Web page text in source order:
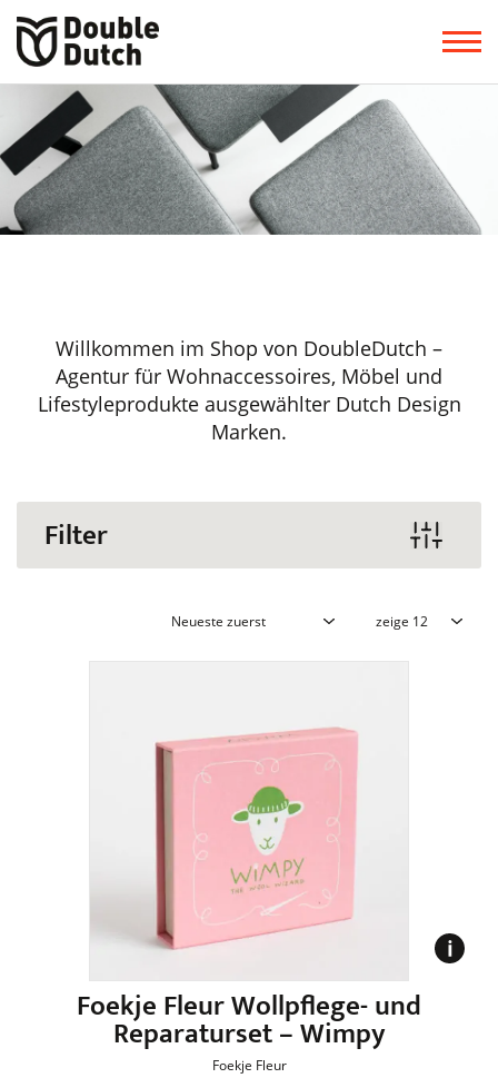
Willkommen im Shop von DoubleDutch –
Agentur für Wohnaccessoires, Möbel und
Lifestyleprodukte ausgewählter Dutch Design
Marken.
Filter
Foekje Fleur Wollpflege- und
Reparaturset – Wimpy
Foekje Fleur